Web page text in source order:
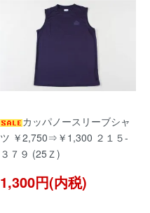
カッパノースリーブシャ
ツ ￥2,750⇒￥1,300 ２１５-
３７９ (25Ｚ)
1,300円(内税)